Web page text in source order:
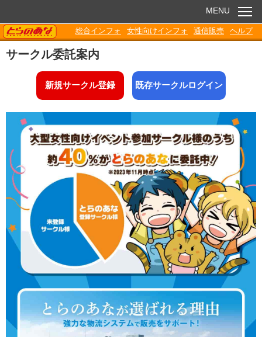
お知らせ
電子書籍
Q&A
各種ダウンロード
MENU
TORANOANA
総合インフォ 女性向けインフォ 通信販売 ヘルプ
サークル委託案内
新規サークル登録 既存サークルログイン